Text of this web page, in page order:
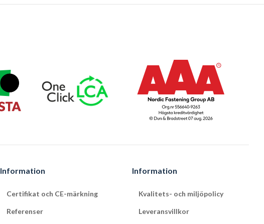
Information
Certifikat och CE-märkning
Referenser
Information
Kvalitets- och miljöpolicy
Leveransvillkor